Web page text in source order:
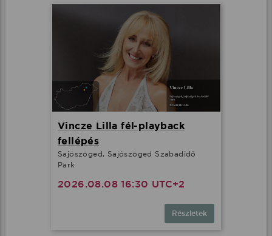
Vincze Lilla fél-playback
fellépés
Sajószöged, Sajószöged Szabadidő
Park
2026.08.08 16:30 UTC+2
Részletek